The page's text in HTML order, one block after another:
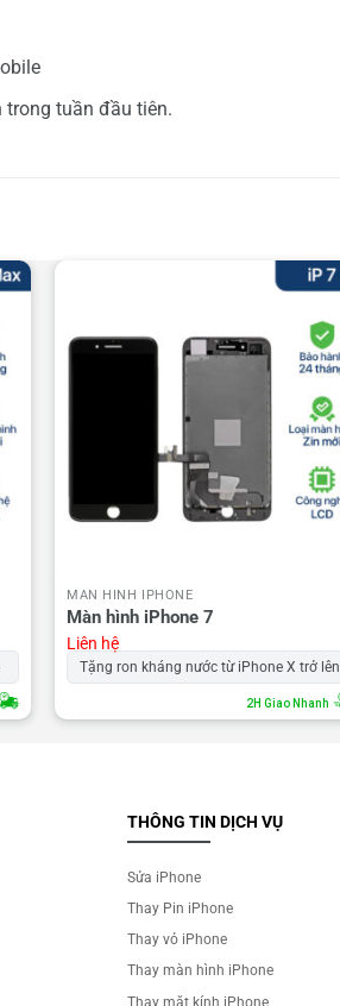
trong tuần đầu tiên.
MÀN HÌNH IPHONE
Màn hình iPhone 7
Liên hệ
Tặng ron kháng nước từ iPhone X trở lên
2H Giao Nhanh
THÔNG TIN DỊCH VỤ
Sửa iPhone
Thay Pin iPhone
Thay vỏ iPhone
Thay màn hình iPhone
Thay mặt kính iPhone